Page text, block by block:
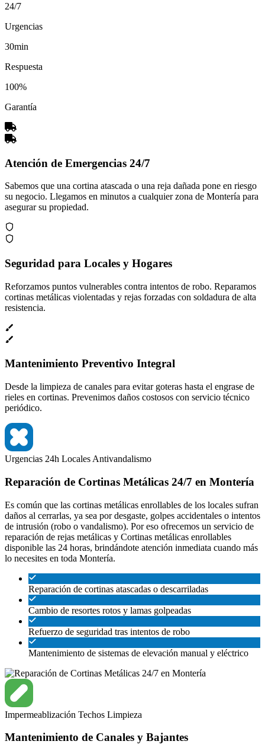
24/7
Urgencias
30min
Respuesta
100%
Garantía
Atención de Emergencias 24/7
Sabemos que una cortina atascada o una reja dañada pone en riesgo
su negocio. Llegamos en minutos a cualquier zona de Montería para
asegurar su propiedad.
Seguridad para Locales y Hogares
Reforzamos puntos vulnerables contra intentos de robo. Reparamos
cortinas metálicas violentadas y rejas forzadas con soldadura de alta
resistencia.
Mantenimiento Preventivo Integral
Desde la limpieza de canales para evitar goteras hasta el engrase de
rieles en cortinas. Prevenimos daños costosos con servicio técnico
periódico.
Urgencias 24h Locales Antivandalismo
Reparación de Cortinas Metálicas 24/7 en Montería
Es común que las cortinas metálicas enrollables de los locales sufran
daños al cerrarlas, ya sea por desgaste, golpes accidentales o intentos
de intrusión (robo o vandalismo). Por eso ofrecemos un servicio de
reparación de rejas metálicas y Cortinas metálicas enrollables
disponible las 24 horas, brindándote atención inmediata cuando más
lo necesites en toda Montería.
Reparación de cortinas atascadas o descarriladas
Cambio de resortes rotos y lamas golpeadas
Refuerzo de seguridad tras intentos de robo
Mantenimiento de sistemas de elevación manual y eléctrico
Impermeablización Techos Limpieza
Mantenimiento de Canales y Bajantes